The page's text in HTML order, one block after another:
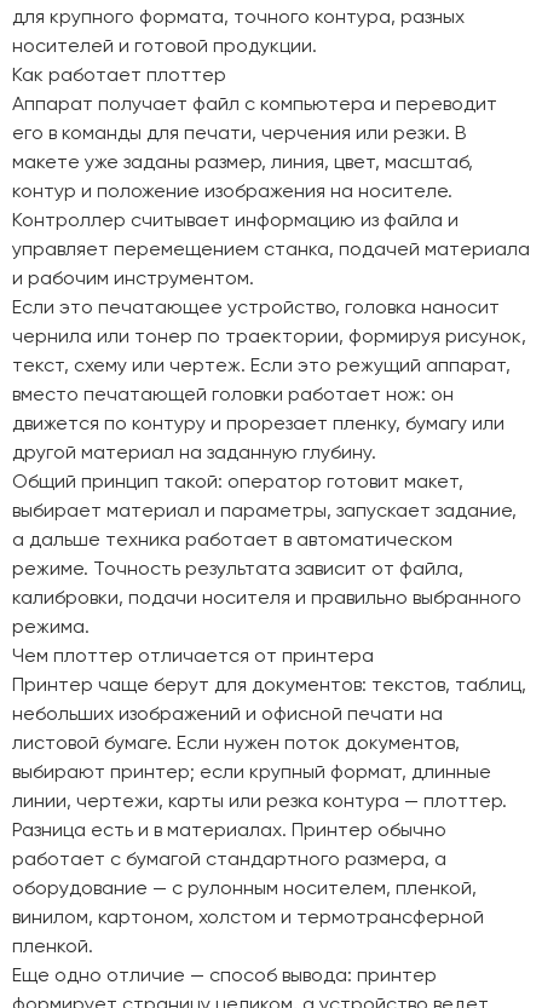
для крупного формата, точного контура, разных
носителей и готовой продукции.
Как работает плоттер
Аппарат получает файл с компьютера и переводит
его в команды для печати, черчения или резки. В
макете уже заданы размер, линия, цвет, масштаб,
контур и положение изображения на носителе.
Контроллер считывает информацию из файла и
управляет перемещением станка, подачей материала
и рабочим инструментом.
Если это печатающее устройство, головка наносит
чернила или тонер по траектории, формируя рисунок,
текст, схему или чертеж. Если это режущий аппарат,
вместо печатающей головки работает нож: он
движется по контуру и прорезает пленку, бумагу или
другой материал на заданную глубину.
Общий принцип такой: оператор готовит макет,
выбирает материал и параметры, запускает задание,
а дальше техника работает в автоматическом
режиме. Точность результата зависит от файла,
калибровки, подачи носителя и правильно выбранного
режима.
Чем плоттер отличается от принтера
Принтер чаще берут для документов: текстов, таблиц,
небольших изображений и офисной печати на
листовой бумаге. Если нужен поток документов,
выбирают принтер; если крупный формат, длинные
линии, чертежи, карты или резка контура — плоттер.
Разница есть и в материалах. Принтер обычно
работает с бумагой стандартного размера, а
оборудование — с рулонным носителем, пленкой,
винилом, картоном, холстом и термотрансферной
пленкой.
Еще одно отличие — способ вывода: принтер